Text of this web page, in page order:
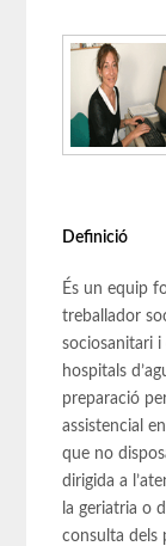
Definició
És un equip
treballador
sociosanitari i
hospitals
preparació
assistencial
que no
dirigida a
la geriatria o
consulta dels